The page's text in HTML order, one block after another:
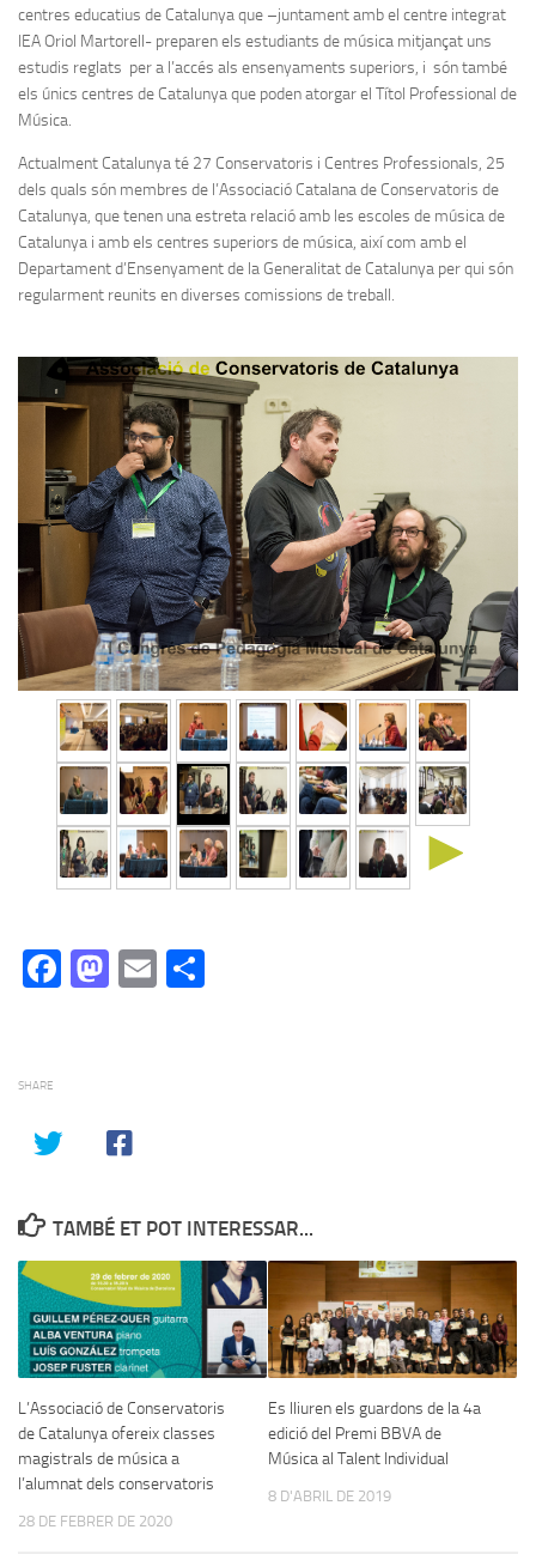
centres educatius de Catalunya que –juntament amb el centre integrat
IEA Oriol Martorell- preparen els estudiants de música mitjançat uns
estudis reglats per a l’accés als ensenyaments superiors, i són també
els únics centres de Catalunya que poden atorgar el Títol Professional de
Música.
Actualment Catalunya té 27 Conservatoris i Centres Professionals, 25
dels quals són membres de l’Associació Catalana de Conservatoris de
Catalunya, que tenen una estreta relació amb les escoles de música de
Catalunya i amb els centres superiors de música, així com amb el
Departament d’Ensenyament de la Generalitat de Catalunya per qui són
regularment reunits en diverses comissions de treball.
►
Facebook
Mastodon
Email
SHARE
TAMBÉ ET POT INTERESSAR...
L’Associació de Conservatoris
de Catalunya ofereix classes
magistrals de música a
l’alumnat dels conservatoris
28 DE FEBRER DE 2020
Es lliuren els guardons de la 4a
edició del Premi BBVA de
Música al Talent Individual
8 D'ABRIL DE 2019